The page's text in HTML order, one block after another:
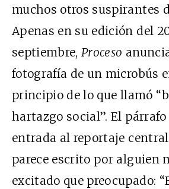
muchos otros suspirantes
Apenas en su edición del
septiembre,Proceso
fotografía de un microbús
principio de lo que llamó
hartazgo social”. El párrafo
entrada al reportaje
parece escrito por alguien
excitado que preocupado: